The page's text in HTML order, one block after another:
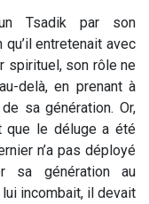
Tsadik par son
entretenait avec
spirituel, son rôle ne
delà, en prenant à
sa génération. Or,
que le déluge a été
n’a pas déployé
sa génération au
lui incombait, il devait